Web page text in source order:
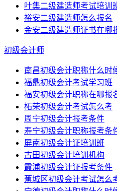
叶集二级建造师考试培训
裕安二级建造师怎么报名
金安二级建造师证书在哪
初级会计师
南昌初级会计职称什么时
福鼎初级会计考试学习班
福安初级会计职称在哪报
柘荣初级会计考试怎么考
周宁初级会计报考条件
寿宁初级会计职称报考条
屏南初级会计证培训班
古田初级会计培训机构
霞浦初级会计证报考条件
蕉城区初级会计考试怎么